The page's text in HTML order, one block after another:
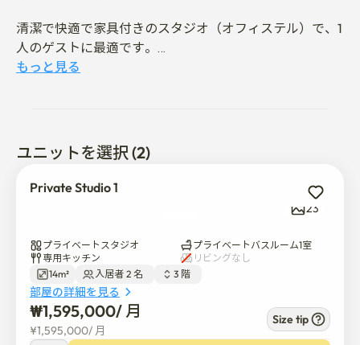
清潔で快適で家具付きのスタジオ（オフィステル）で、1
人のゲストに最適です。
• 4号線キルム駅徒歩約10分
• 6号線月谷駅徒歩約10分
	• バス停徒歩5分以内
	• 都心環状道路に直接アクセスし、ソウル市内を簡単に
移動できます
	• 警察署と銀行はわずか30秒の距離にあり、安全性を高
もっと見る
ユニットを選択 (2)
Private Studio 1
23
プライベートスタジオ
プライベートバスルーム1室
専用キッチン
リビングなし
14m²
入居者 2 名 3 階
部屋の詳細を見る
₩1,595,000/ 月
¥1,595,000/ 月
Size tip